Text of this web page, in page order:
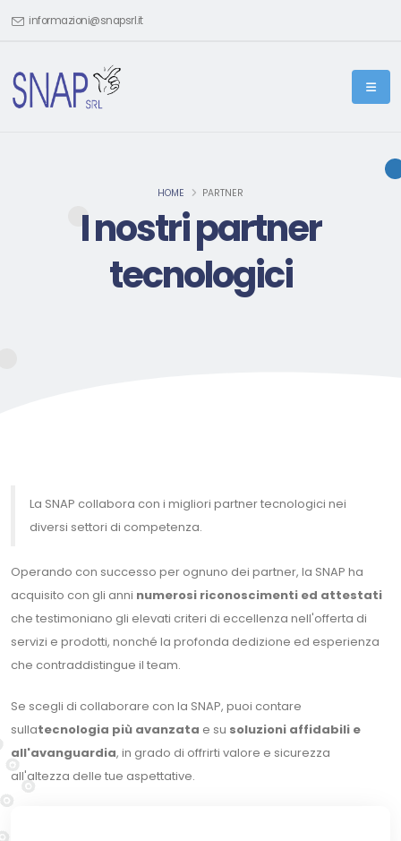
informazioni@snapsrl.it
HOME PARTNER
I nostri partner
tecnologici
La SNAP collabora con i migliori partner tecnologici nei
diversi settori di competenza.
Operando con successo per ognuno dei partner, la SNAP ha
acquisito con gli anni numerosi riconoscimenti ed attestati
che testimoniano gli elevati criteri di eccellenza nell'offerta di
servizi e prodotti, nonché la profonda dedizione ed esperienza
che contraddistingue il team.
Se scegli di collaborare con la SNAP, puoi contare
sullatecnologia più avanzata e su soluzioni affidabili e
all'avanguardia, in grado di offrirti valore e sicurezza
all'altezza delle tue aspettative.